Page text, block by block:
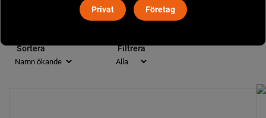
HEADSET/ÖRONMUSSLOR
Sortera Filtrera
Privat Företag